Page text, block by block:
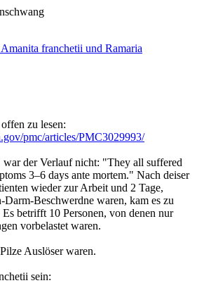
franchetii und Ramaria
zu lesen:
pmc/articles/PMC3029993/
der Verlauf nicht: "They all suffered
3–6 days ante mortem." Nach deiser
wieder zur Arbeit und 2 Tage,
Darm-Beschwerdne waren, kam es zu
betrifft 10 Personen, von denen nur
vorbelastet waren.
Auslöser waren.
sein: